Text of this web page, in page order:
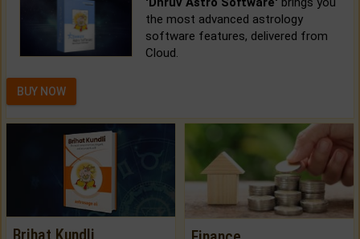
the most advanced astrology
software features, delivered from
Cloud.
BUY NOW
Brihat Kundli